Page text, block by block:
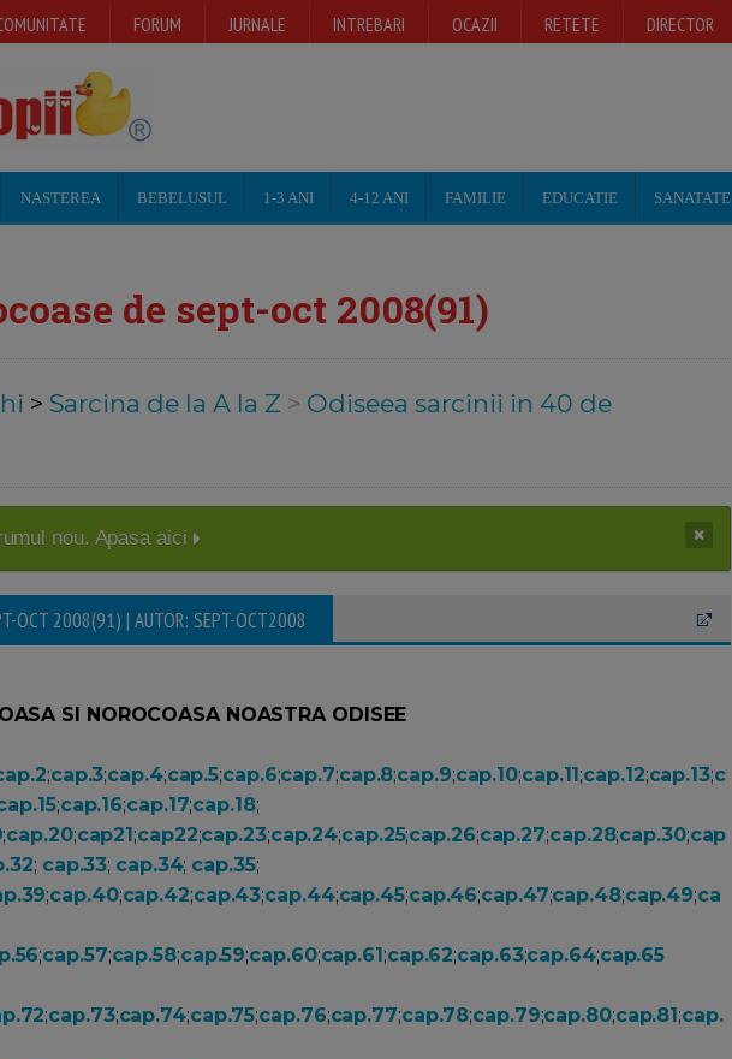
FORUM JURNALE INTREBARI OCAZII RETETE DIRECTOR
NASTEREA BEBELUSUL 1-3 ANI 4-12 ANI FAMILIE EDUCATIE SANATATE
de sept-oct 2008(91)
> Sarcina de la A la Z > Odiseea sarcinii in 40 de
nou. Apasa aici
OCT 2008(91) | AUTOR: SEPT-OCT2008
SI NOROCOASA NOASTRA ODISEE
;cap.3;cap.4;cap.5;cap.6;cap.7;cap.8;cap.9;cap.10;cap.11;cap.12;cap.13;c
;cap.16;cap.17;cap.18;
;cap.20;cap21;cap22;cap.23;cap.24;cap.25;cap.26;cap.27;cap.28;cap.30;cap
; cap.33; cap.34; cap.35;
;cap.40;cap.42;cap.43;cap.44;cap.45;cap.46;cap.47;cap.48;cap.49;ca
;cap.57;cap.58;cap.59;cap.60;cap.61;cap.62;cap.63;cap.64;cap.65
;cap.73;cap.74;cap.75;cap.76;cap.77;cap.78;cap.79;cap.80;cap.81;cap.